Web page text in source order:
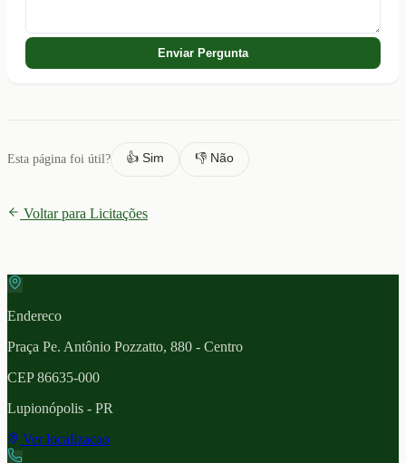
Enviar Pergunta
Esta página foi útil? 👍 Sim 👎 Não
Voltar para Licitações
Endereco
Praça Pe. Antônio Pozzatto, 880 - Centro
CEP86635-000
Lupionópolis - PR
Ver localizacao